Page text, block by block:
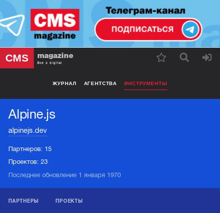
CMS magazine
Все о digital
ЖУРНАЛ АГЕНТСТВА ИНСТРУМЕНТЫ
Alpine.js
alpinejs.dev
Партнеров: 15
Проектов:23
Последнее обновление 1 января 1970
ПАРТНЕРЫ ПРОЕКТЫ